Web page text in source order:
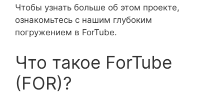
Чтобы узнать больше об этом проекте,
ознакомьтесь с нашим глубоким
погружением в ForTube.
Что такое ForTube
(FOR)?